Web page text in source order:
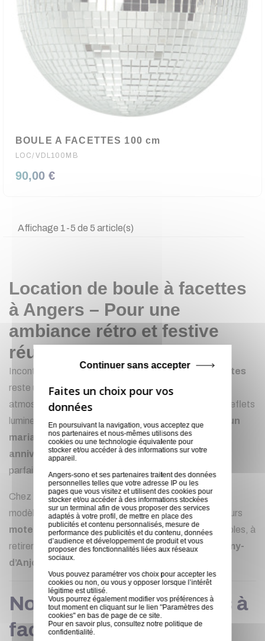
BOULE A FACETTES 100 cm
LOC/VDL100MB
90,00 €
Affichage 1-5 de 5 article(s)
Location de boule à facettes
à Angers – Pour une
ambiance rétro et festive
réussie
Incontournable des soirées festives, laboule à facettes
reste un
classique indémodablepour créer une
atmosphère unique, mêlant nostalgie, mouvement et reflets
lumineux. Que vous prépariez une
soirée dansante, un
mariage, un événement d’entreprise ou un
anniversaire à thème, la boule à facettes s’intègre
parfaitement à tout type de scénographie.
Chez Sonatek, nous mettons à disposition plusieurs
modèles deboules à facettes à la locationavec leurs
moteurs rotatifsetsources lumineusescompatibles, à
retirer directement à notre dépôt deSaint-Barthélemy-
d’Anjou
, à deux pas d’Angers.
Notre gamme de boules à
facettes à louer
En poursuivant la navigation, vous acceptez que
nos partenaires et nous-mêmes utilisons des
cookies ou une technologie équivalente pour
stocker et/ou accéder à des informations sur votre
appareil.
Angers-sono et ses partenaires traitent des données
personnelles telles que votre adresse IP ou les
pages que vous visitez et utilisent des cookies pour
stocker et/ou accéder à des informations stockées
sur un terminal afin de vous proposer des services
adaptés à votre profil, de mettre en place des
publicités et contenu personnalisés, mesure de
performance des publicités et du contenu, données
d’audience et développement de produit et vous
proposer des fonctionnalités liées aux réseaux
sociaux.
Vous pouvez paramétrer vos choix pour accepter les
cookies ou non, ou vous y opposer lorsque l’intérêt
légitime est utilisé.
Vous pourrez également modifier vos préférences à
tout moment en cliquant sur le lien "Paramètres des
cookies" en bas de page de ce site.
Pour en savoir plus, consultez notrepolitique de
confidentialité.
Continuer sans accepter